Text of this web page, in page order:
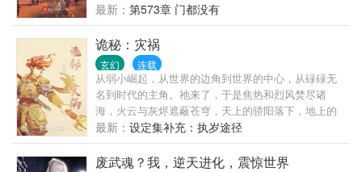
最新： 第573章 门都没有
诡秘：灾祸
玄幻 连载
从弱小崛起，从世界的边角到世界的中心，从碌碌无
名到时代的主角。祂来了，于是焦热和烈风焚尽诸
海，火云与灰烬遮蔽苍穹，天上的骄阳落下，地上的
火山喷发。手握权杖的红祭祀在高高矗立的祭台上，
面对着祂的百万兵甲，庄严宣誓：“我将灾祸带给旧世
界，拉开光...
最新： 设定集补充：执岁途径
废武魂？我，逆天进化，震惊世界